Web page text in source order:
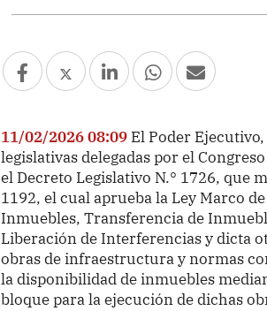
11/02/2026 08:09 El Poder
legislativas delegadas por el
el Decreto Legislativo N.° 1726, que
1192, el cual aprueba la Ley Marco
Inmuebles, Transferencia de
Liberación de Interferencias y dicta
obras de infraestructura y normas
la disponibilidad de inmuebles
bloque para la ejecución de dichas